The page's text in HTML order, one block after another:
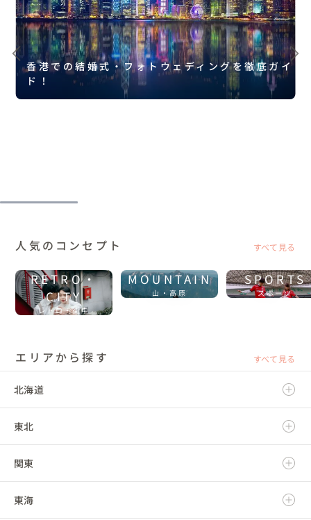
香港での結婚式・フォトウェディングを徹底ガイ
ド！
人気のコンセプト すべて見る
RETRO・
CITY
レトロ・街中
MOUNTAIN
山・高原
SPORTS
スポーツ
エリアから探す すべて見る
北海道
北海道
東北
青森県
岩手県
関東
茨城県
東海